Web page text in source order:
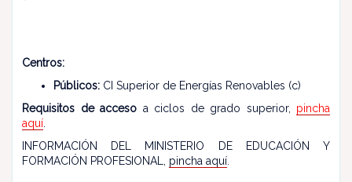
Centros:
Públicos: CI Superior de Energías Renovables (c)
Requisitos de acceso a ciclos de grado superior, pincha
aquí
INFORMACIÓN DEL MINISTERIO DE EDUCACIÓN Y
FORMACIÓN PROFESIONAL, pincha aquí